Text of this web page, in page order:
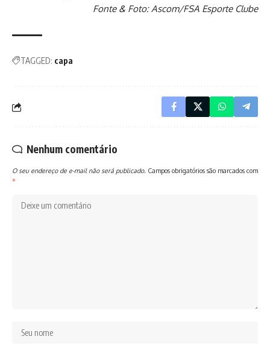
Fonte & Foto: Ascom/FSA Esporte Clube
TAGGED: capa
Nenhum comentário
O seu endereço de e-mail não será publicado. Campos obrigatórios são marcados com
*